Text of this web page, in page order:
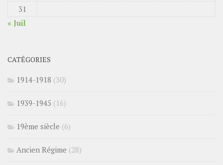
31
« Juil
CATÉGORIES
1914-1918 (30)
1939-1945 (16)
19ème siècle (6)
Ancien Régime (28)